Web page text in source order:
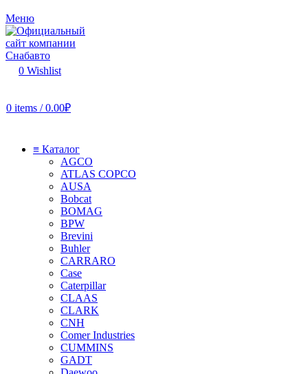
Меню
0 Wishlist
0 items / 0.00₽
≡ Каталог
AGCO
ATLAS COPCO
AUSA
Bobcat
BOMAG
BPW
Brevini
Buhler
CARRARO
Case
Caterpillar
CLAAS
CLARK
CNH
Comer Industries
CUMMINS
GADT